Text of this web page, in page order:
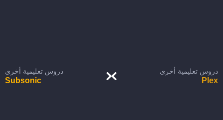
دروس تعليمية أخرى
Plex
دروس تعليمية أخرى
Subsonic